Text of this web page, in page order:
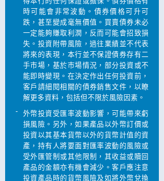
時可能會非常波動。債券價格可升可
跌，甚至變成毫無價值。買賣債券未必
一定能夠賺取利潤，反而可能會招致損
失。投資附帶風險，過往業績並不代表
將來的表現，本行並不保證債券存有二
手市場，基於巿場情況，部分投資或不
能即時變現。在決定作出任何投資前，
客戶請細閱相關的債券銷售文件，以瞭
解更多資料，包括但不限於風險因素。
-
外幣投資受匯率波動影響，可能帶來虧
損風險。另外，如果產品以外幣訂價或
投資以其基本貨幣以外的貨幣計值的資
產，持有人將要面對匯率波動的風險或
受外匯管制或其他限制，其收益或贖回
產品的金額亦有機會減少。客戶應注意
投資產品時的貨幣風險及如將外幣兌換